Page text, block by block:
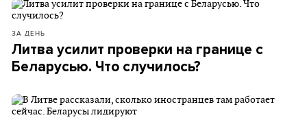
ЗА ДЕНЬ
Литва усилит проверки на границе с
Беларусью. Что случилось?